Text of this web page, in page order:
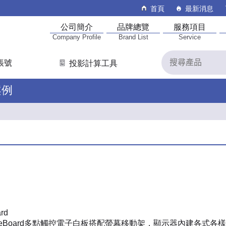
首頁 最新消息
公司簡介
Company Profile
品牌總覽
Brand List
服務項目
Service
號 投影計算工具
多點觸控電子白板搭配螢幕移動架，顯示器內建各式各